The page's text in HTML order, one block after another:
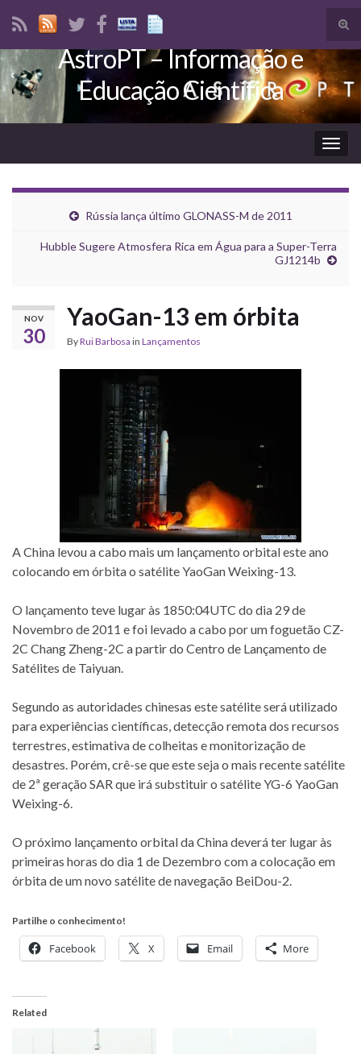
Search for:
AstroPT – Informação e
Educação Científica
Rússia lança último GLONASS-M de 2011
Hubble Sugere Atmosfera Rica em Água para a Super-Terra
GJ1214b
NOV
30
YaoGan-13 em órbita
ByRui Barbosa in Lançamentos
A China levou a cabo mais um lançamento orbital este ano
colocando em órbita o satélite YaoGan Weixing-13.
O lançamento teve lugar às 1850:04UTC do dia 29 de
Novembro de 2011 e foi levado a cabo por um foguetão CZ-
2C Chang Zheng-2C a partir do Centro de Lançamento de
Satélites de Taiyuan.
Segundo as autoridades chinesas este satélite será utilizado
para experiências científicas, detecção remota dos recursos
terrestres, estimativa de colheitas e monitorização de
desastres. Porém, crê-se que este seja o mais recente satélite
de 2ª geração SAR que irá substituir o satélite YG-6 YaoGan
Weixing-6.
O próximo lançamento orbital da China deverá ter lugar às
primeiras horas do dia 1 de Dezembro com a colocação em
órbita de um novo satélite de navegação BeiDou-2.
Partilhe o conhecimento!
Facebook X Email More
Related